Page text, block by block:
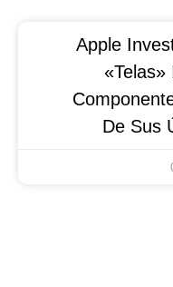
Apple
«telas»
De Sus